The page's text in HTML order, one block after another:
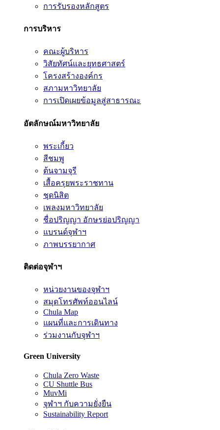
การรับรองหลักสูตร
การบริหาร
คณะผู้บริหาร
วิสัยทัศน์และยุทธศาสตร์
โครงสร้างองค์กร
สภามหาวิทยาลัย
การเปิดเผยข้อมูลสู่สาธารณะ
อัตลักษณ์มหาวิทยาลัย
พระเกี้ยว
สีชมพู
ต้นจามจุรี
เสื้อครุยพระราชทาน
ชุดนิสิต
เพลงมหาวิทยาลัย
ชื่อปริญญา อักษรย่อปริญญา
แบรนด์จุฬาฯ
ภาพบรรยากาศ
ติดต่อจุฬาฯ
หน่วยงานของจุฬาฯ
สมุดโทรศัพท์ออนไลน์
Chula Map
แผนที่และการเดินทาง
ร่วมงานกับจุฬาฯ
Green University
Chula Zero Waste
CU Shuttle Bus
MuvMi
จุฬาฯ กับความยั่งยืน
Sustainability Report